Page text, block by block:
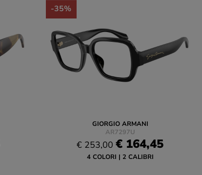
-35%
GIORGIO ARMANI
AR7297U
€ 253,00 € 164,45
4 COLORI 2 CALIBRI